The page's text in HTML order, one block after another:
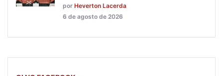
por Heverton Lacerda
6 de agosto de 2026